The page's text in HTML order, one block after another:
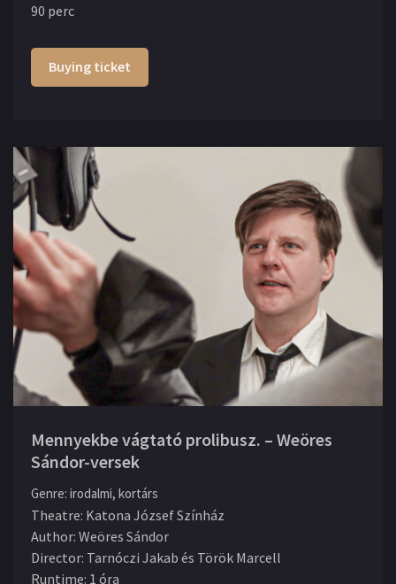
90 perc
Buying ticket
Mennyekbe vágtató prolibusz. – Weöres
Sándor-versek
Genre: irodalmi, kortárs
Theatre: Katona József Színház
Author: Weöres Sándor
Director: Tarnóczi Jakab és Török Marcell
Runtime: 1 óra